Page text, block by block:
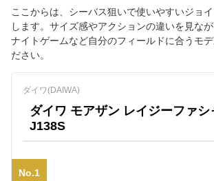
ここからは、シーバス狙いで使いやすいジョ
します。サイズ感やアクションの違いを見な
ナイトゲームなど自分のフィールドに合うモ
ださい。
ダイワ(DAIWA)
ダイワ モアザン レイジーファシ
J138S
No.1